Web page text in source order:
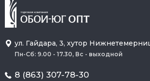
ул. Гайдара, 3, хутор
Пн-Сб: 9.00 - 17.30, Вс - выходной
8 (863) 307-78-30